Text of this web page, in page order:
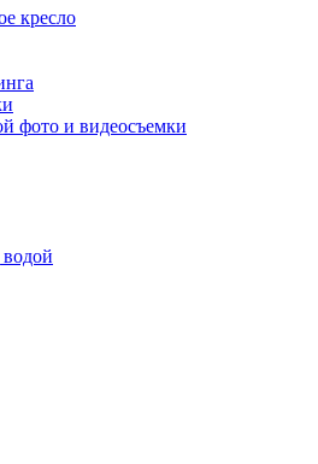
кресло
фото и видеосъемки